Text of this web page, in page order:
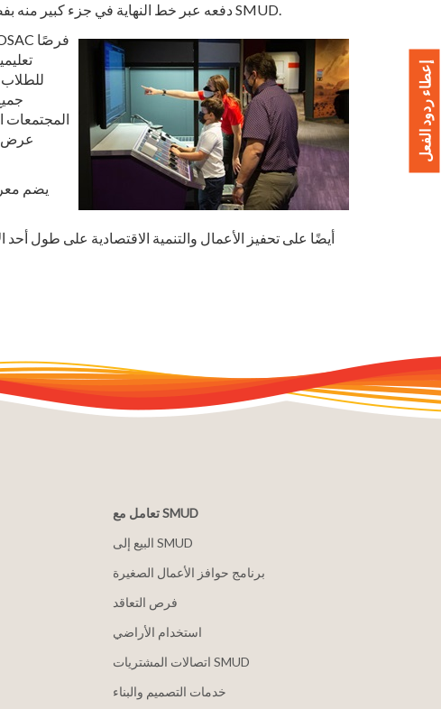
دفعه عبر خط النهاية في جزء كبير منه بفضل دعم SMUD.
عرض
تعامل مع SMUD
البيع إلى SMUD
برنامج حوافز الأعمال الصغيرة
فرص التعاقد
استخدام الأراضي
اتصالات المشتريات SMUD
خدمات التصميم والبناء
إعطاء ردود الفعل